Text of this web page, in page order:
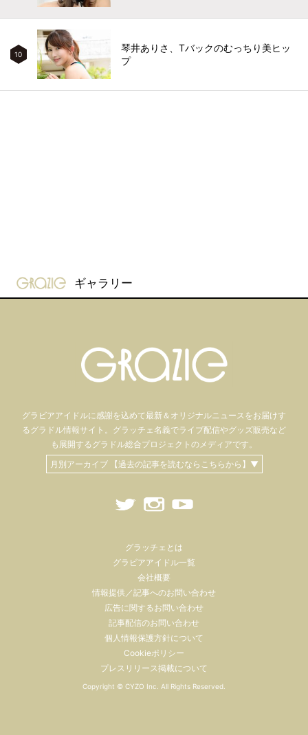
10
琴井ありさ、Tバックのむっちり美ヒッ
プ
gravure-grazie
ギャラリー
グラビアアイドルに感謝を込めて最新＆オリジナルニュースをお届けす
るグラドル情報サイト。 グラッチェ名義でライブ配信やグッズ販売など
も 展開するグラドル総合プロジェクトのメディアです。
月別アーカイブ 【過去の記事を読むならこちらから】▼
グラッチェとは
グラビアアイドル一覧
会社概要
情報提供／記事へのお問い合わせ
広告に関するお問い合わせ
記事配信のお問い合わせ
個人情報保護方針について
Cookieポリシー
プレスリリース掲載について
Copyright © CYZO Inc. All Rights Reserved.